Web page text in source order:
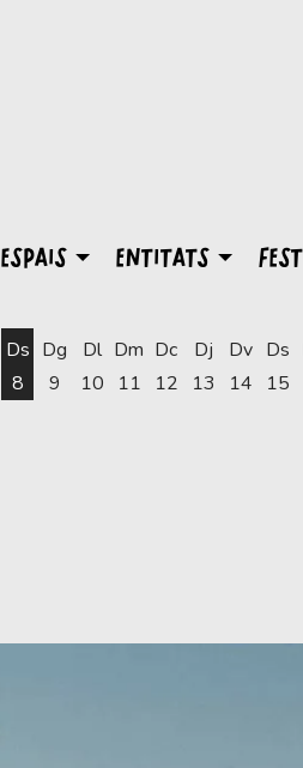
ESPAIS ENTITATS
Ds
8
Dg
9
Dl
10
Dm
11
Dc
12
Dj
13
Dv
14
Ds
15